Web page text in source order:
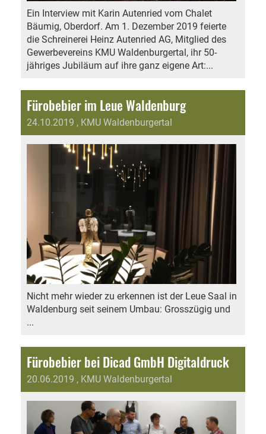
Ein Interview mit Karin Autenried vom Chalet
Bäumig, Oberdorf. Am 1. Dezember 2019 feierte
die Schreinerei Heinz Autenried AG, Mitglied des
Gewerbevereins KMU Waldenburgertal, ihr 50-
jähriges Jubiläum auf ihre ganz eigene Art:...
Fürobebier im Leue Waldenburg
24.10.2019 , KMU Waldenburgertal
Nicht mehr wieder zu erkennen ist der Leue Saal in
Waldenburg seit seinem Umbau: Grosszügig und
...
Fürobebier bei Dicad GmbH Digitaldruck
20.06.2019 , KMU Waldenburgertal